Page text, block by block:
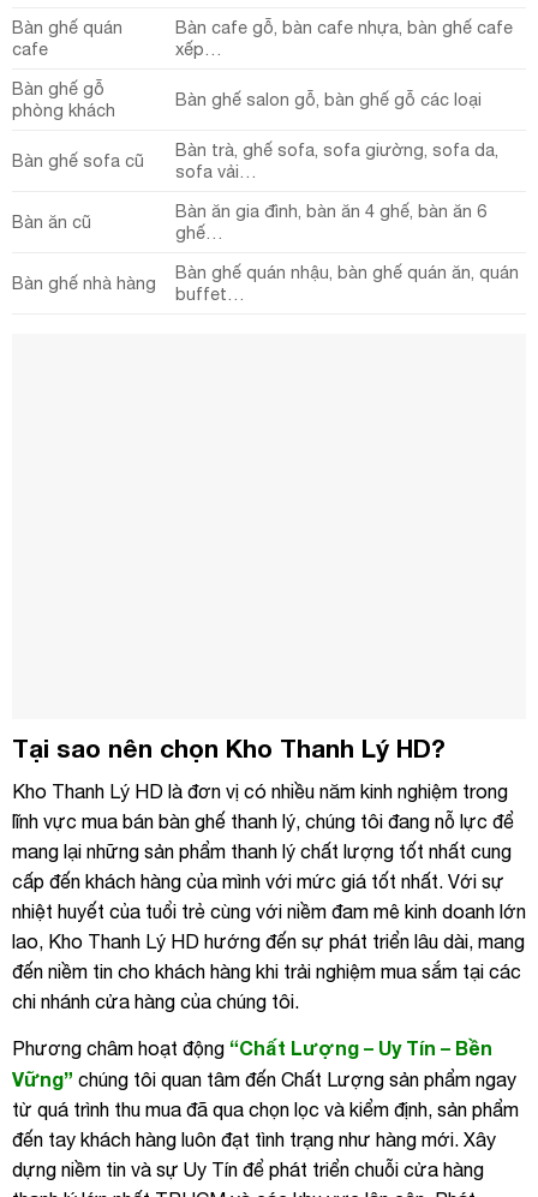
Bàn ghế quán
cafe
Bàn cafe gỗ, bàn cafe nhựa, bàn ghế cafe
xếp…
Bàn ghế gỗ
phòng khách
Bàn ghế salon gỗ, bàn ghế gỗ các loại
Bàn ghế sofa cũ
Bàn trà, ghế sofa, sofa giường, sofa da,
sofa vải…
Bàn ăn cũ
Bàn ăn gia đình, bàn ăn 4 ghế, bàn ăn 6
ghế…
Bàn ghế nhà hàng
Bàn ghế quán nhậu, bàn ghế quán ăn, quán
buffet…
Tại sao nên chọn Kho Thanh Lý HD?
Kho Thanh Lý HD là đơn vị có nhiều năm kinh nghiệm trong
lĩnh vực mua bán bàn ghế thanh lý, chúng tôi đang nỗ lực để
mang lại những sản phẩm thanh lý chất lượng tốt nhất cung
cấp đến khách hàng của mình với mức giá tốt nhất. Với sự
nhiệt huyết của tuổi trẻ cùng với niềm đam mê kinh doanh lớn
lao, Kho Thanh Lý HD hướng đến sự phát triển lâu dài, mang
đến niềm tin cho khách hàng khi trải nghiệm mua sắm tại các
chi nhánh cửa hàng của chúng tôi.
Phương châm hoạt động “Chất Lượng – Uy Tín – Bền
Vững” chúng tôi quan tâm đến Chất Lượng sản phẩm ngay
từ quá trình thu mua đã qua chọn lọc và kiểm định, sản phẩm
đến tay khách hàng luôn đạt tình trạng như hàng mới. Xây
dựng niềm tin và sự Uy Tín để phát triển chuỗi cửa hàng